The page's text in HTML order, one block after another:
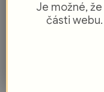
Je možné,
části